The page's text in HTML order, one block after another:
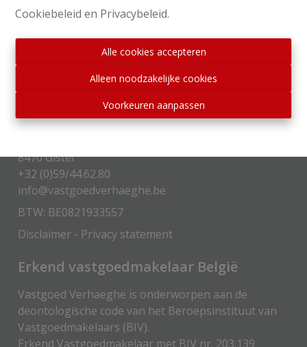
Cookiebeleid en Privacybeleid.
Alle cookies accepteren
Alleen noodzakelijke cookies
Voorkeuren aanpassen
Contactgegevens
8470 Gistel
+32 (0)59/44.62.80
info@vastgoedverhaeghe.be
BTW: BE0821933557
Disclaimer - Privacy statement
Erkend vastgoedmakelaar België
Vastgoed Verhaeghe is onderworpen aan de
deontologische code van het Beroepsinstituut van
Vastgoedmakelaars (BIV).
Erkend Vastgoedmakelaar met BIV nr. 203.139